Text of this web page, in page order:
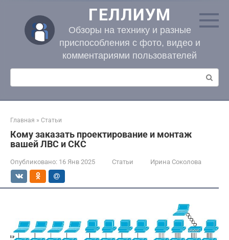
контенту
ГЕЛЛИУМ
Обзоры на технику и разные
приспособления с фото, видео и
комментариями пользователей
Поиск:
Главная » Статьи
Кому заказать проектирование и монтаж
вашей ЛВС и СКС
Опубликовано: 16 Янв 2025 Статьи Ирина Соколова